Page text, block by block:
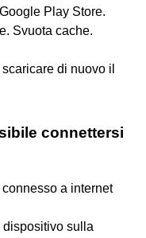
Play Store.
Svuota cache.
di nuovo il
connettersi
a internet
dispositivo sulla